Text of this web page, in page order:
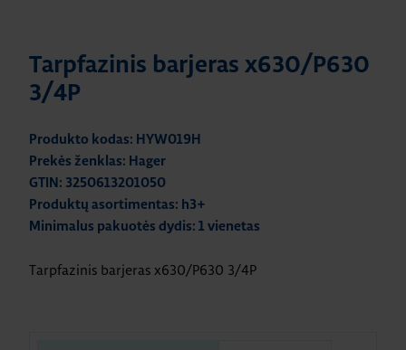
Tarpfazinis barjeras x630/P630
3/4P
Produkto kodas: HYW019H
Prekės ženklas: Hager
GTIN: 3250613201050
Produktų asortimentas: h3+
Minimalus pakuotės dydis: 1 vienetas
Tarpfazinis barjeras x630/P630 3/4P